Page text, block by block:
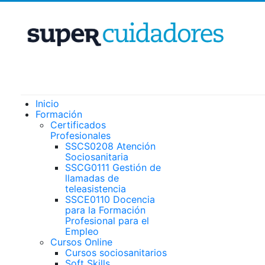
Inicio
Formación
Certificados
Profesionales
SSCS0208 Atención
Sociosanitaria
SSCG0111 Gestión de
llamadas de
teleasistencia
SSCE0110 Docencia
para la Formación
Profesional para el
Empleo
Cursos Online
Cursos sociosanitarios